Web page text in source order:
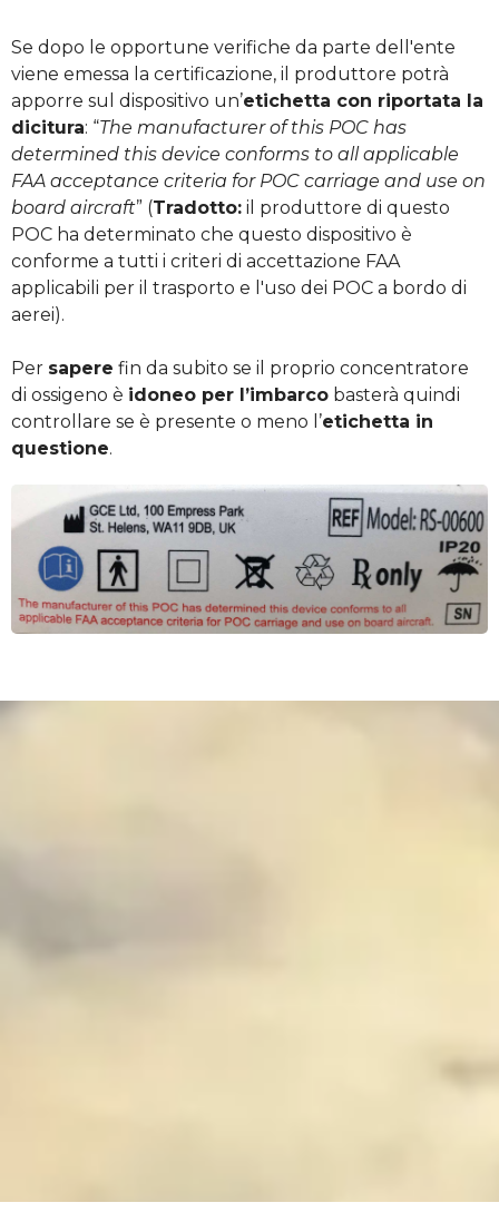
Se dopo le opportune verifiche da parte dell'ente
viene emessa la certificazione, il produttore potrà
apporre sul dispositivo un’etichetta con riportata la
dicitura: “The manufacturer of this POC has
determined this device conforms to all applicable
FAA acceptance criteria for POC carriage and use on
board aircraft” (Tradotto: il produttore di questo
POC ha determinato che questo dispositivo è
conforme a tutti i criteri di accettazione FAA
applicabili per il trasporto e l'uso dei POC a bordo di
aerei).
Per sapere fin da subito se il proprio concentratore
di ossigeno è idoneo per l’imbarco basterà quindi
controllare se è presente o meno l’etichetta in
questione.